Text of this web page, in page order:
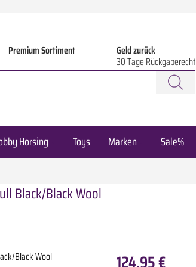
Premium Sortiment Geld zurück
30 Tage Rückgaberecht
Horsing Toys Marken Sale%
Black/Black Wool